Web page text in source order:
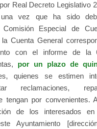
Real Decreto Legislativo
vez que ha sido
Especial de
Cuenta General
con el informe de la
por un plazo de
quienes se estimen
reclamaciones,
tengan por convenientes.
de los interesados
Ayuntamiento